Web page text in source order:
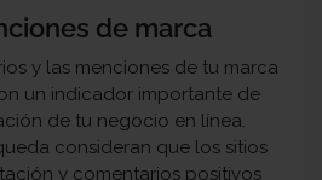
de marca
y las menciones de tu marca
un indicador importante de
de tu negocio en línea.
consideran que los sitios
y comentarios positivos